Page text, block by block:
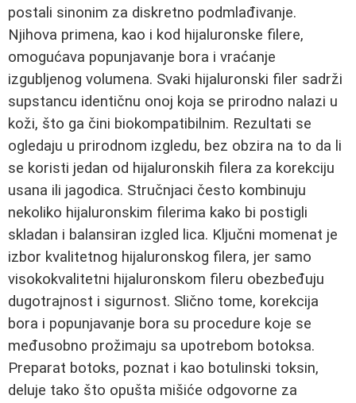
postali sinonim za diskretno podmlađivanje.
Njihova primena, kao i kod hijaluronske filere,
omogućava popunjavanje bora i vraćanje
izgubljenog volumena. Svaki hijaluronski filer sadrži
supstancu identičnu onoj koja se prirodno nalazi u
koži, što ga čini biokompatibilnim. Rezultati se
ogledaju u prirodnom izgledu, bez obzira na to da li
se koristi jedan od hijaluronskih filera za korekciju
usana ili jagodica. Stručnjaci često kombinuju
nekoliko hijaluronskim filerima kako bi postigli
skladan i balansiran izgled lica. Ključni momenat je
izbor kvalitetnog hijaluronskog filera, jer samo
visokokvalitetni hijaluronskom fileru obezbeđuju
dugotrajnost i sigurnost. Slično tome, korekcija
bora i popunjavanje bora su procedure koje se
međusobno prožimaju sa upotrebom botoksa.
Preparat botoks, poznat i kao botulinski toksin,
deluje tako što opušta mišiće odgovorne za